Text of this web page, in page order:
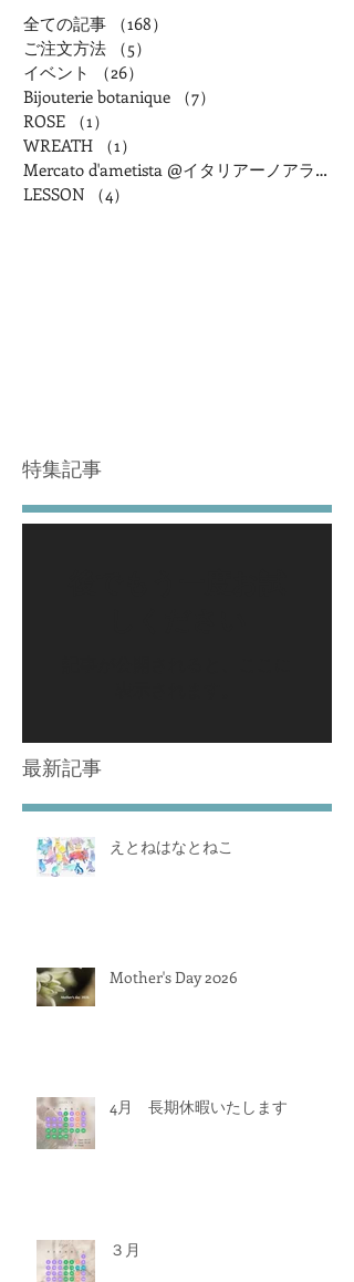
全ての記事 （168）
ご注文方法
（5）
イベント
（26）
Bijouterie botanique
（7）
ROSE
（1）
WREATH
（1）
Mercato d'ametista @イタリアーノアランチャ
LESSON
（4）
特集記事
最新記事
えとねはなとねこ
Mother's Day 2026
4月 長期休暇いたします
３月